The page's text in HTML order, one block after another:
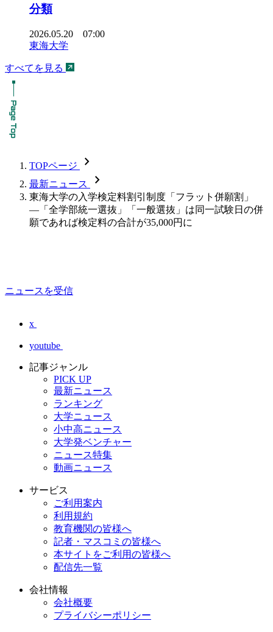
分類
2026.05.20 07:00
東海大学
すべてを見る
TOPページ chevron_forward
最新ニュース chevron_forward
東海大学の入学検定料割引制度「フラット併願割」
―「全学部統一選抜」「一般選抜」は同一試験日の併
願であれば検定料の合計が35,000円に
ニュースを受信
x
youtube
記事ジャンル
PICK UP
最新ニュース
ランキング
大学ニュース
小中高ニュース
大学発ベンチャー
ニュース特集
動画ニュース
サービス
ご利用案内
利用規約
教育機関の皆様へ
記者・マスコミの皆様へ
本サイトをご利用の皆様へ
配信先一覧
会社情報
会社概要
プライバシーポリシー